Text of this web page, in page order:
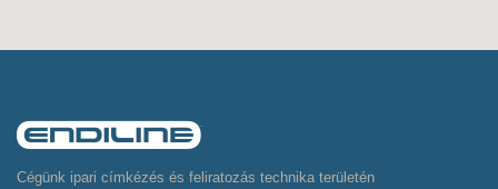
Cégünk ipari címkézés és feliratozás technika területén